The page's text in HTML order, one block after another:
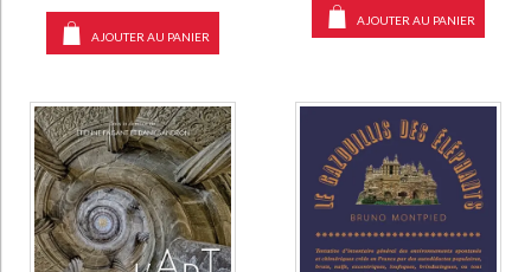
AJOUTER AU PANIER
AJOUTER AU PANIER